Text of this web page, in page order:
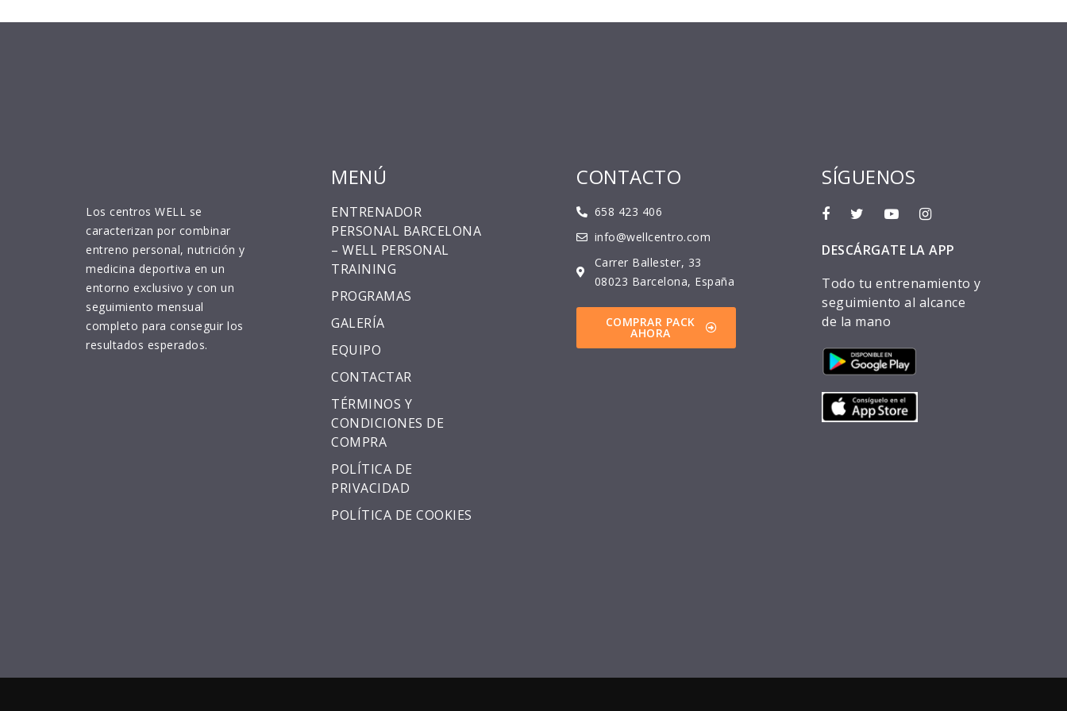
Los centros WELL se
caracterizan por combinar
entreno personal, nutrición y
medicina deportiva en un
entorno exclusivo y con un
seguimiento mensual
completo para conseguir los
resultados esperados.
MENÚ
ENTRENADOR
PERSONAL BARCELONA
– WELL PERSONAL
TRAINING
PROGRAMAS
GALERÍA
EQUIPO
CONTACTAR
TÉRMINOS Y
CONDICIONES DE
COMPRA
POLÍTICA DE
PRIVACIDAD
POLÍTICA DE COOKIES
CONTACTO
658 423 406
info@wellcentro.com
Carrer Ballester, 33
08023 Barcelona, España
COMPRAR PACK
AHORA
SÍGUENOS
DESCÁRGATE LA APP
Todo tu entrenamiento y
seguimiento al alcance
de la mano